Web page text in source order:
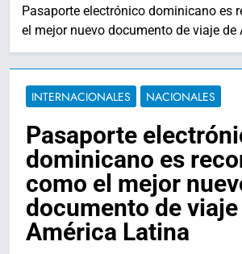
Pasaporte electrónico dominicano es
el mejor nuevo documento de viaje de
INTERNACIONALES NACIONALES
Pasaporte
dominicano es
como el mejor
documento de
América Latina